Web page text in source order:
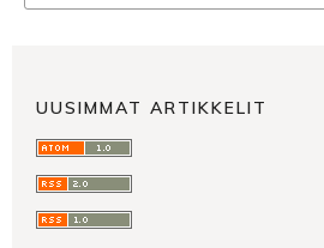
UUSIMMAT ARTIKKELIT